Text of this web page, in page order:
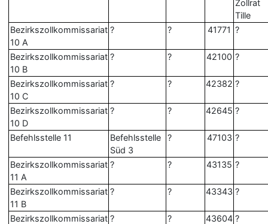
Zollrat
Tille
Bezirkszollkommissariat
10 A
? ? 41771 ?
Bezirkszollkommissariat
10 B
? ? 42100 ?
Bezirkszollkommissariat
10 C
? ? 42382 ?
Bezirkszollkommissariat
10 D
? ? 42645 ?
Befehlsstelle 11
Befehlsstelle
Süd 3
? 47103 ?
Bezirkszollkommissariat
11 A
? ? 43135 ?
Bezirkszollkommissariat
11 B
? ? 43343 ?
Bezirkszollkommissariat ? ? 43604 ?